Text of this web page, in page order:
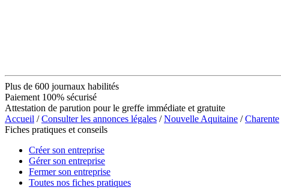
Plus de 600 journaux habilités
Paiement 100% sécurisé
Attestation de parution pour le greffe immédiate et gratuite
Accueil /Consulter les annonces légales /Nouvelle Aquitaine /Charente
Fiches pratiques et conseils
Créer son entreprise
Gérer son entreprise
Fermer son entreprise
Toutes nos fiches pratiques